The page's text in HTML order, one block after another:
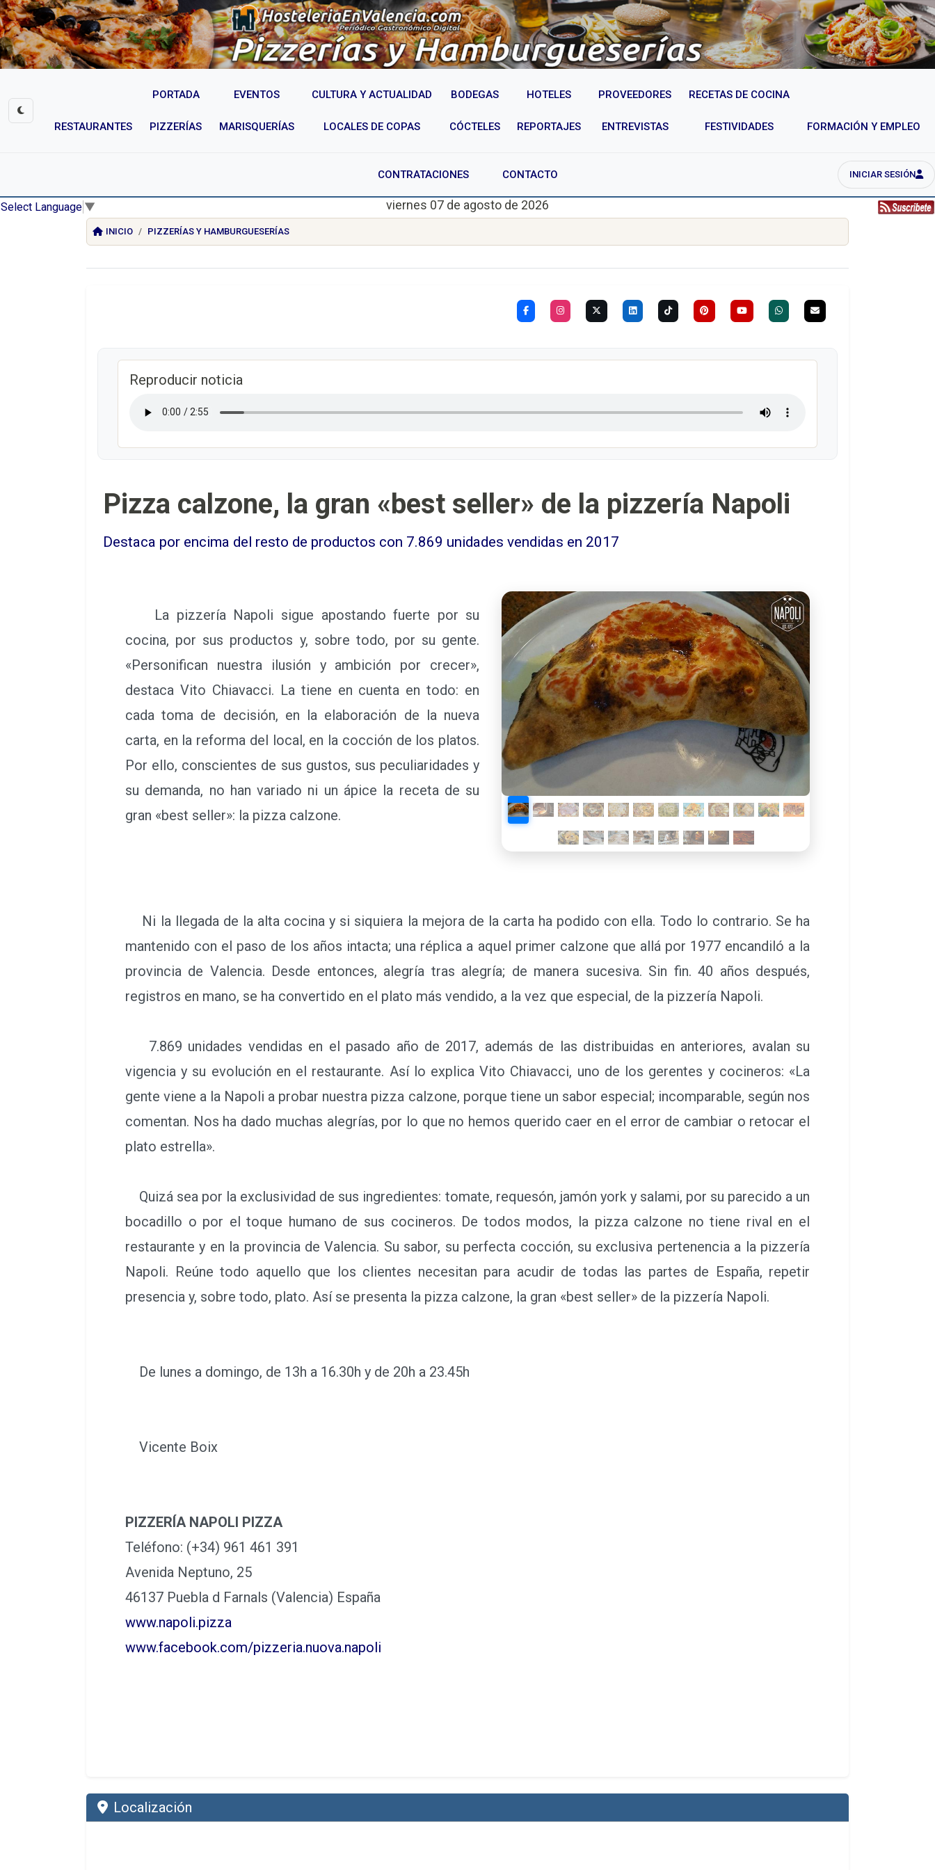
PORTADA EVENTOS CULTURA Y ACTUALIDAD BODEGAS HOTELES PROVEEDORES RECETAS DE COCINA
RESTAURANTES PIZZERÍAS MARISQUERÍAS LOCALES DE COPAS CÓCTELES REPORTAJES ENTREVISTAS FESTIVIDADES FORMACIÓN Y EMPLEO
CONTRATACIONES CONTACTO INICIAR SESIÓN
Select Language ▼ viernes 07 de agosto de 2026
INICIO PIZZERÍAS Y HAMBURGUESERÍAS
Reproducir noticia
Pizza calzone, la gran «best seller» de la pizzería Napoli
Destaca por encima del resto de productos con 7.869 unidades vendidas en 2017
La pizzería Napoli sigue apostando fuerte por su
cocina, por sus productos y, sobre todo, por su gente.
«Personifican nuestra ilusión y ambición por crecer»,
destaca Vito Chiavacci. La tiene en cuenta en todo: en
cada toma de decisión, en la elaboración de la nueva
carta, en la reforma del local, en la cocción de los platos.
Por ello, conscientes de sus gustos, sus peculiaridades y
su demanda, no han variado ni un ápice la receta de su
gran «best seller»: la pizza calzone.
Ni la llegada de la alta cocina y si siquiera la mejora de
la carta ha podido con ella. Todo lo contrario. Se ha
mantenido con el paso de los años intacta; una réplica a
aquel primer calzone que allá por 1977 encandiló a la
alegría; de manera sucesiva. Sin fin. 40 años después,
registros en mano, se ha convertido en el plato más
vendido, a la vez que especial, de la pizzería Napoli.
7.869 unidades vendidas en el pasado año de 2017, además de las distribuidas en anteriores, avalan su
gente viene a la Napoli a probar nuestra pizza calzone, porque tiene un sabor especial; incomparable, según nos
comentan. Nos ha dado muchas alegrías, por lo que no hemos querido caer en el error de cambiar o retocar el
plato estrella».
Quizá sea por la exclusividad de sus ingredientes: tomate, requesón, jamón york y salami, por su parecido a un
Napoli. Reúne todo aquello que los clientes necesitan para acudir de todas las partes de España, repetir
Vicente Boix
PIZZERÍA NAPOLI PIZZA
Teléfono: (+34) 961 461 391